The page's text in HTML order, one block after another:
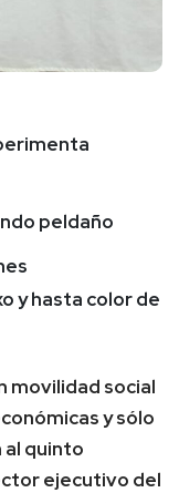
peldaño
y hasta color de
movilidad social
y sólo
al quinto
ejecutivo del